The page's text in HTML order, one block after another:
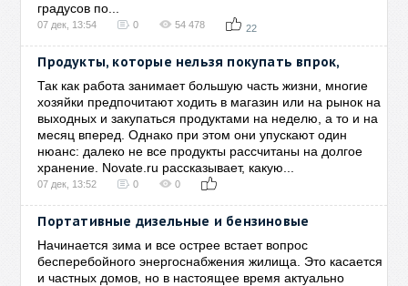
градусов по...
07 дек, 13:54 0 54 478 22
Продукты, которые нельзя покупать впрок,
Так как работа занимает большую часть жизни, многие
хозяйки предпочитают ходить в магазин или на рынок на
выходных и закупаться продуктами на неделю, а то и на
месяц вперед. Однако при этом они упускают один
нюанс: далеко не все продукты рассчитаны на долгое
хранение. Novate.ru рассказывает, какую...
07 дек, 13:52 0 0
Портативные дизельные и бензиновые
Начинается зима и все острее встает вопрос
бесперебойного энергоснабжения жилища. Это касается
и частных домов, но в настоящее время актуально